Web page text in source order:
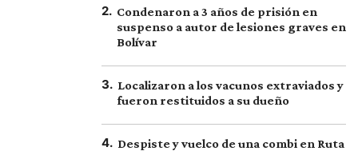
2. Condenaron a 3 años de prisión en
suspenso a autor de lesiones graves en
Bolívar
3. Localizaron a los vacunos extraviados y
fueron restituidos a su dueño
4. Despiste y vuelco de una combi en Ruta